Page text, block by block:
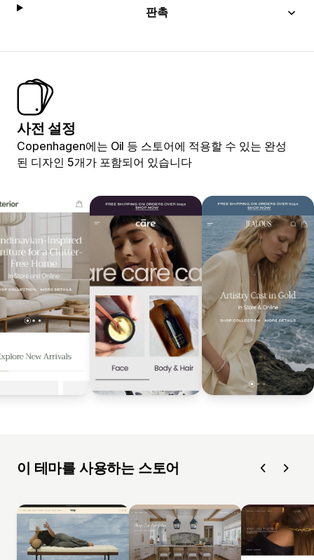
판촉
사전 설정
Copenhagen에는 Oil 등 스토어에 적용할 수 있는 완성
된 디자인 5개가 포함되어 있습니다
이 테마를 사용하는 스토어